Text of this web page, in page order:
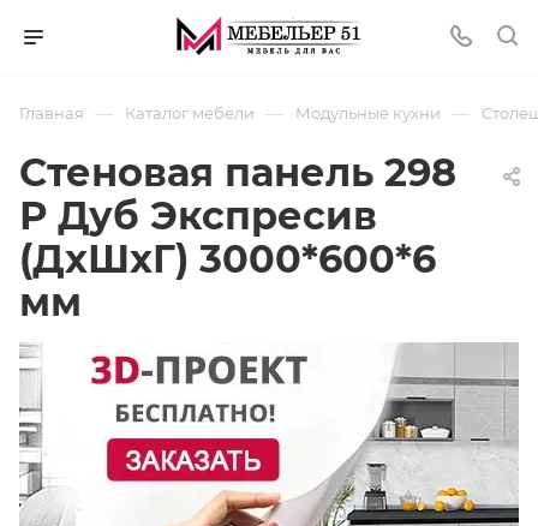
Главная — Каталог мебели — Модульные кухни —
Стеновая панель 298
Р Дуб Экспресив
(ДхШхГ) 3000*600*6
мм